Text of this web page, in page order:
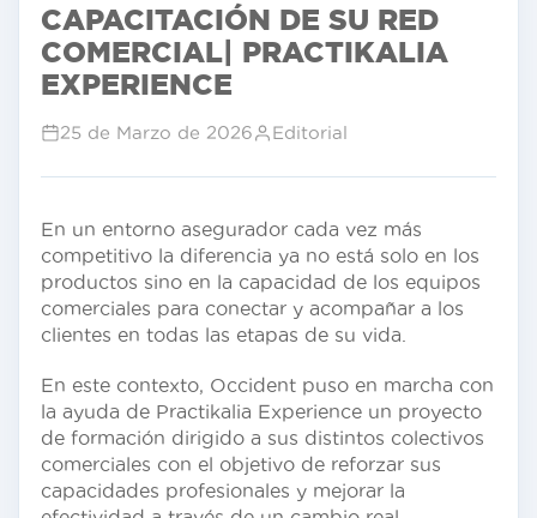
CAPACITACIÓN DE SU RED
COMERCIAL| PRACTIKALIA
EXPERIENCE
25 de Marzo de 2026 Editorial
En un entorno asegurador cada vez más
competitivo la diferencia ya no está solo en los
productos sino en la capacidad de los equipos
comerciales para conectar y acompañar a los
clientes en todas las etapas de su vida.
En este contexto, Occident puso en marcha con
la ayuda de Practikalia Experience un proyecto
de formación dirigido a sus distintos colectivos
comerciales con el objetivo de reforzar sus
capacidades profesionales y mejorar la